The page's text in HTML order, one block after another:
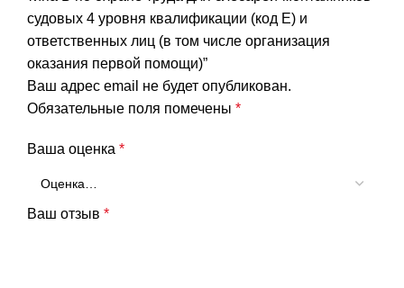
(код
E)
и
ответственных
лиц
том
числе
оказания
судовых 4 уровня квалификации (код E) и
ответственных лиц (в том числе организация
оказания первой помощи)”
Ваш адрес email не будет опубликован.
Обязательные поля помечены *
Ваша оценка *
Ваш отзыв *